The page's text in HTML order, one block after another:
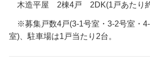
木造平屋 2棟4戸 2DK(1戸あたり
※募集戸数4戸(3-1号室・3-2号室・
室)、駐車場は1戸当たり2台。